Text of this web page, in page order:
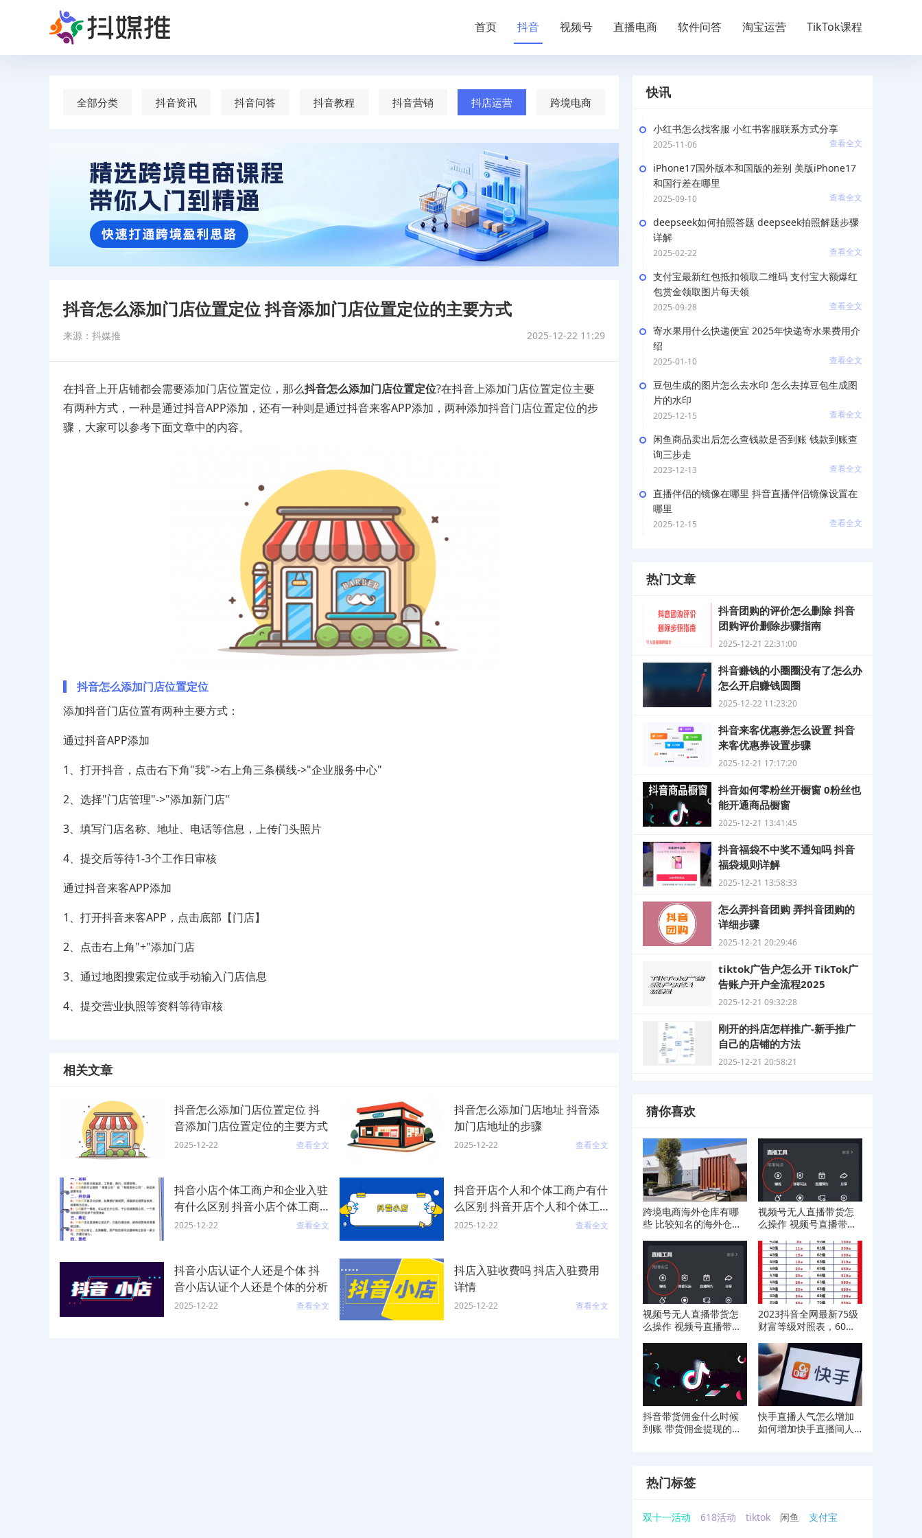
首页 抖音 视频号 直播电商 软件问答 淘宝运营 TikTok课程
全部分类 抖音资讯 抖音问答 抖音教程 抖音营销 抖店运营 跨境电商
抖音怎么添加门店位置定位 抖音添加门店位置定位的主要方式
来源：抖媒推 2025-12-22 11:29
在抖音上开店铺都会需要添加门店位置定位，那么抖音怎么添加门店位置定位?在抖音上添加门店位置定位主要
有两种方式，一种是通过抖音APP添加，还有一种则是通过抖音来客APP添加，两种添加抖音门店位置定位的步
骤，大家可以参考下面文章中的内容。
抖音怎么添加门店位置定位
添加抖音门店位置有两种主要方式：
通过抖音APP添加
1、打开抖音，点击右下角"我"->右上角三条横线->"企业服务中心"
2、选择"门店管理"->"添加新门店"
3、填写门店名称、地址、电话等信息，上传门头照片
4、提交后等待1-3个工作日审核
通过抖音来客APP添加
1、打开抖音来客APP，点击底部【门店】
2、点击右上角"+"添加门店
3、通过地图搜索定位或手动输入门店信息
4、提交营业执照等资料等待审核
相关文章
抖音怎么添加门店位置定位 抖
音添加门店位置定位的主要方式
2025-12-22 查看全文
抖音怎么添加门店地址 抖音添
加门店地址的步骤
2025-12-22 查看全文
抖音小店个体工商户和企业入驻
有什么区别 抖音小店个体工商
户和企业入驻的具体区别
2025-12-22 查看全文
抖音开店个人和个体工商户有什
么区别 抖音开店个人和个体工
商户的区别
2025-12-22 查看全文
抖音小店认证个人还是个体 抖
音小店认证个人还是个体的分析
2025-12-22 查看全文
抖店入驻收费吗 抖店入驻费用
详情
2025-12-22 查看全文
快讯
小红书怎么找客服 小红书客服联系方式分享
2025-11-06 查看全文
iPhone17国外版本和国版的差别 美版iPhone17
和国行差在哪里
2025-09-10 查看全文
deepseek如何拍照答题 deepseek拍照解题步骤
详解
2025-02-22 查看全文
支付宝最新红包抵扣领取二维码 支付宝大额爆红
包赏金领取图片每天领
2025-09-28 查看全文
寄水果用什么快递便宜 2025年快递寄水果费用介
绍
2025-01-10 查看全文
豆包生成的图片怎么去水印 怎么去掉豆包生成图
片的水印
2025-12-15 查看全文
闲鱼商品卖出后怎么查钱款是否到账 钱款到账查
询三步走
2023-12-13 查看全文
直播伴侣的镜像在哪里 抖音直播伴侣镜像设置在
哪里
2025-12-15 查看全文
热门文章
抖音团购的评价怎么删除 抖音
团购评价删除步骤指南
2025-12-21 22:31:00
抖音赚钱的小圈圈没有了怎么办
怎么开启赚钱圆圈
2025-12-22 11:23:20
抖音来客优惠券怎么设置 抖音
来客优惠券设置步骤
2025-12-21 17:17:20
抖音如何零粉丝开橱窗 0粉丝也
能开通商品橱窗
2025-12-21 13:41:45
抖音福袋不中奖不通知吗 抖音
福袋规则详解
2025-12-21 13:58:33
怎么弄抖音团购 弄抖音团购的
详细步骤
2025-12-21 20:29:46
tiktok广告户怎么开 TikTok广
告账户开户全流程2025
2025-12-21 09:32:28
刚开的抖店怎样推广-新手推广
自己的店铺的方法
2025-12-21 20:58:21
猜你喜欢
跨境电商海外仓库有哪
些 比较知名的海外仓库
视频号无人直播带货怎
么操作 视频号直播带货
视频号无人直播带货怎
么操作 视频号直播带货
2023抖音全网最新75级
财富等级对照表，60级
抖音带货佣金什么时候
到账 带货佣金提现的详
快手直播人气怎么增加
如何增加快手直播间人
热门标签
双十一活动 618活动 tiktok 闲鱼 支付宝